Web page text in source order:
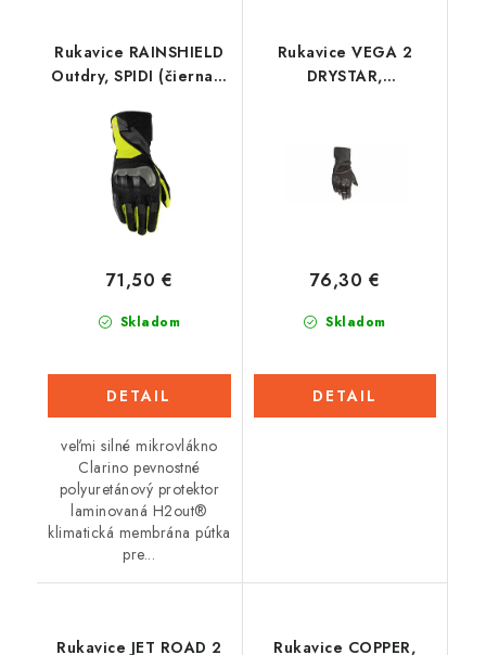
Rukavice RAINSHIELD
Outdry, SPIDI (čierna /
Skladom
71,50 €
DETAIL
veľmi silné mikrovlákno
Clarino pevnostné
polyuretánový protektor
laminovaná H2out®
klimatická membrána pútka
pre...
Rukavice VEGA 2
DRYSTAR,
Skladom
76,30 €
DETAIL
Rukavice JET ROAD 2 Rukavice COPPER,